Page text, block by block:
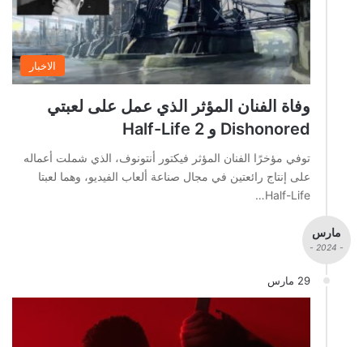
الاخبار
وفاة الفنان المؤثر الذي عمل على لعبتي
Dishonored و Half-Life 2
توفي مؤخرًا الفنان المؤثر فيكتور أنتونوف، الذي شملت أعماله
على إنتاج رائعتين في مجال صناعة ألعاب الفيديو، وهما لعبتا
Half-Life…
مارس
- 2024 -
29 مارس